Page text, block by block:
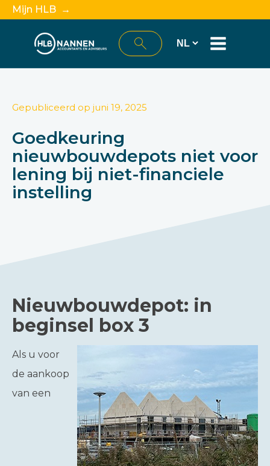
Mijn HLB →
Gepubliceerd op juni 19, 2025
Goedkeuring
nieuwbouwdepots niet voor
lening bij niet-financiele
instelling
Nieuwbouwdepot: in
beginsel box 3
Als u voor
de aankoop
van een